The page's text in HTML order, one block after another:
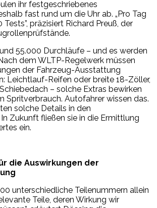
ihr festgeschriebenes
fast rund um die Uhr ab. „Pro Tag
präzisiert Richard Preuß, der
55.000 Durchläufe – und es werden
dem WLTP-Regelwerk müssen
der Fahrzeug-Ausstattung
Leichtlauf-Reifen oder breite 18-Zöller,
– solche Extras bewirken
Spritverbrauch. Autofahrer wissen das.
solche Details in den
Zukunft fließen sie in die Ermittlung
ein.
die Auswirkungen der
unterschiedliche Teilenummern allein
Teile, deren Wirkung wir